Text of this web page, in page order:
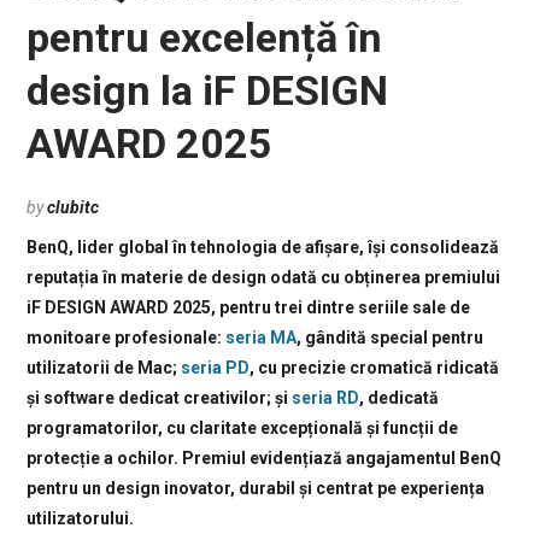
pentru excelență în
design la iF DESIGN
AWARD 2025
byclubitc
BenQ, lider global în tehnologia de afișare, își consolidează
reputația în materie de design odată cu obținerea premiului
iF DESIGN AWARD 2025, pentru trei dintre seriile sale de
monitoare profesionale: seria MA, gândită special pentru
utilizatorii de Mac; seria PD, cu precizie cromatică ridicată
și software dedicat creativilor; și seria RD, dedicată
programatorilor, cu claritate excepțională și funcții de
protecție a ochilor. Premiul evidențiază angajamentul BenQ
pentru un design inovator, durabil și centrat pe experiența
utilizatorului.